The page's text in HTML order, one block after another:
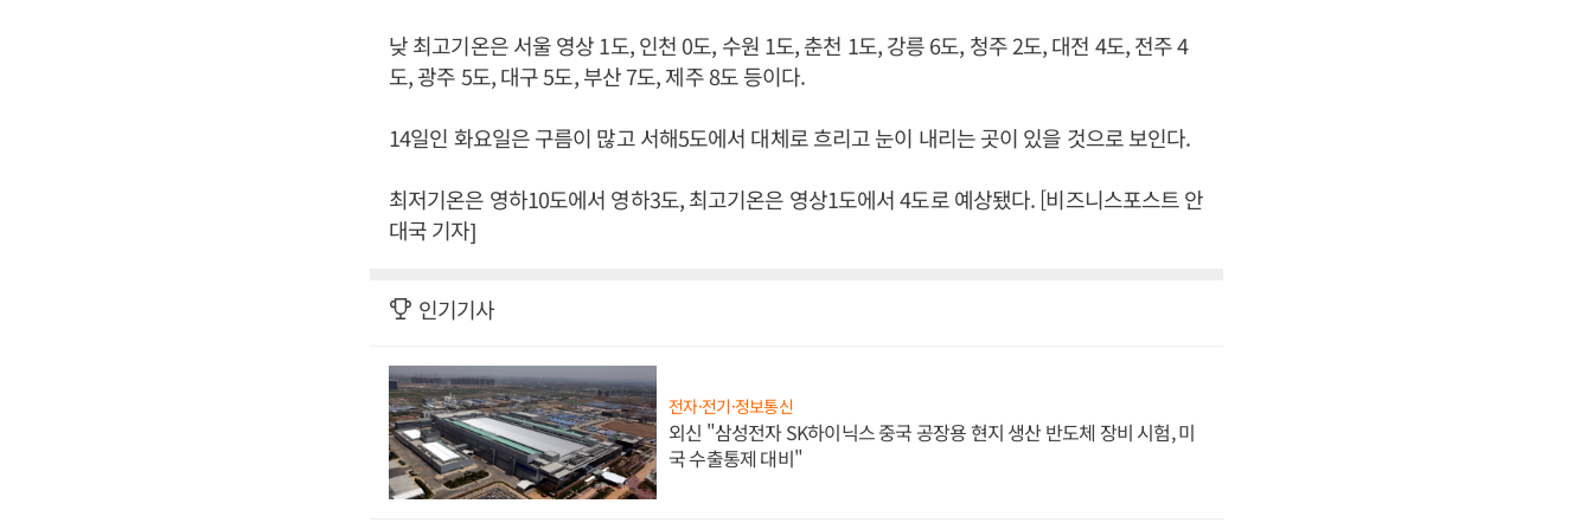
낮 최고기온은 서울 영상 1도, 인천 0도, 수원 1도, 춘천 1도, 강릉 6도, 청주 2도, 대전 4도, 전주 4
도, 광주 5도, 대구 5도, 부산 7도, 제주 8도 등이다.
14일인 화요일은 구름이 많고 서해5도에서 대체로 흐리고 눈이 내리는 곳이 있을 것으로 보인다.
최저기온은 영하10도에서 영하3도, 최고기온은 영상1도에서 4도로 예상됐다. [비즈니스포스트 안
대국 기자]
인기기사
전자·전기·정보통신
외신 "삼성전자 SK하이닉스 중국 공장용 현지 생산 반도체 장비 시험, 미
국 수출통제 대비"